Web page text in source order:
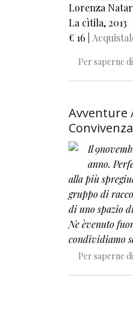
Lorenza
La cìtila, 2013
€ 16 |
Per saperne
Avventure
Convivenza
Il
anno.
alla più
gruppo di
di uno spazio
Ne èvenuto
condividiamo
Per saperne